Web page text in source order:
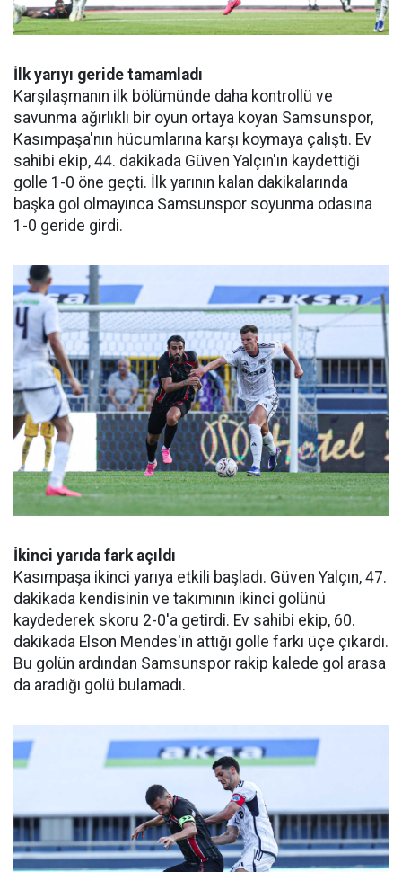
İlk yarıyı geride tamamladı
Karşılaşmanın ilk bölümünde daha kontrollü ve
savunma ağırlıklı bir oyun ortaya koyan Samsunspor,
Kasımpaşa'nın hücumlarına karşı koymaya çalıştı. Ev
sahibi ekip, 44. dakikada Güven Yalçın'ın kaydettiği
golle 1-0 öne geçti. İlk yarının kalan dakikalarında
başka gol olmayınca Samsunspor soyunma odasına
1-0 geride girdi.
İkinci yarıda fark açıldı
Kasımpaşa ikinci yarıya etkili başladı. Güven Yalçın, 47.
dakikada kendisinin ve takımının ikinci golünü
kaydederek skoru 2-0'a getirdi. Ev sahibi ekip, 60.
dakikada Elson Mendes'in attığı golle farkı üçe çıkardı.
Bu golün ardından Samsunspor rakip kalede gol arasa
da aradığı golü bulamadı.